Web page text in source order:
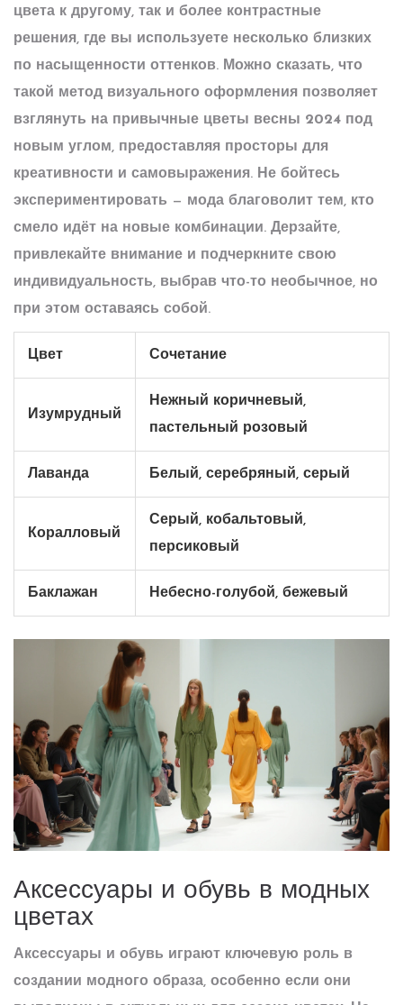
цвета к другому, так и более контрастные
решения, где вы используете несколько близких
по насыщенности оттенков. Можно сказать, что
такой метод визуального оформления позволяет
взглянуть на привычные цветы весны 2024 под
новым углом, предоставляя просторы для
креативности и самовыражения. Не бойтесь
экспериментировать — мода благоволит тем, кто
смело идёт на новые комбинации. Дерзайте,
привлекайте внимание и подчеркните свою
индивидуальность, выбрав что-то необычное, но
при этом оставаясь собой.
Цвет Сочетание
Изумрудный
Нежный коричневый,
пастельный розовый
Лаванда Белый, серебряный, серый
Коралловый
Серый, кобальтовый,
персиковый
Баклажан Небесно-голубой, бежевый
Аксессуары и обувь в модных
цветах
Аксессуары и обувь играют ключевую роль в
создании модного образа, особенно если они